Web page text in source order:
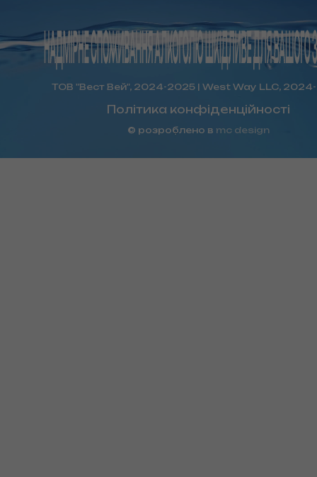
ТОВ "Вест Вей", 2024-2025 | West Way LLC,
Політика конфіденційності
© розроблено в mc design